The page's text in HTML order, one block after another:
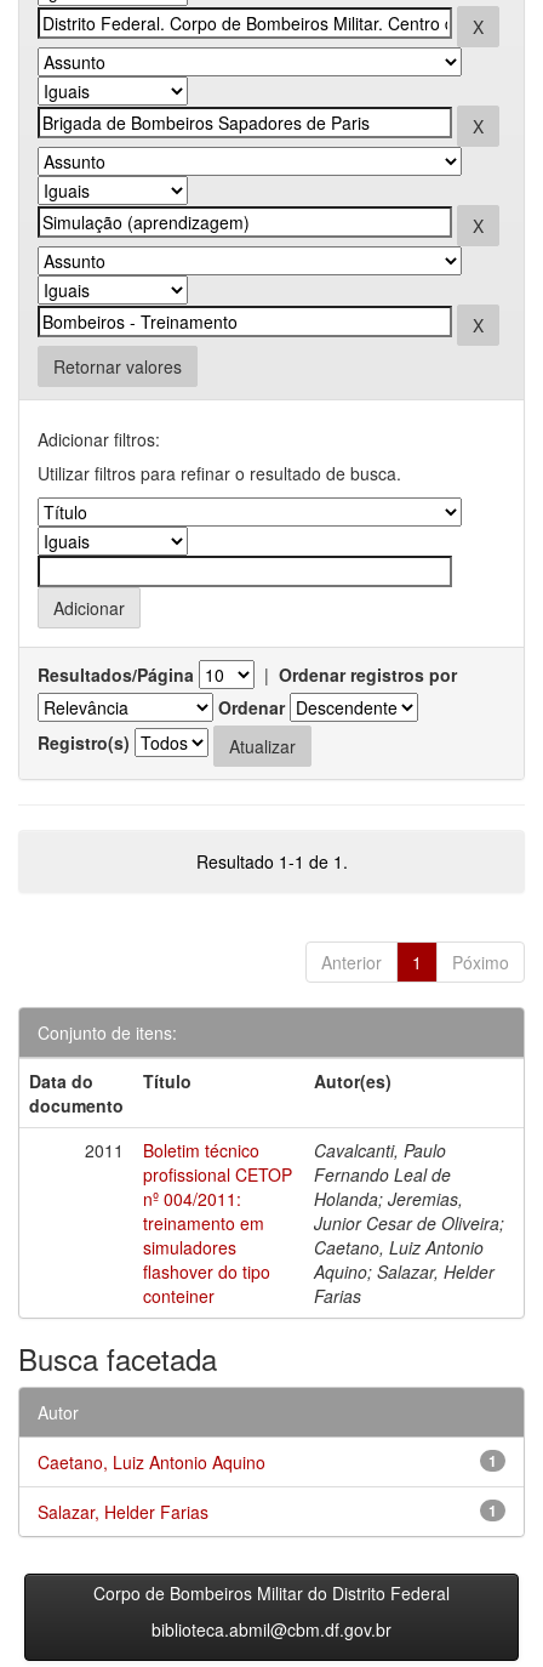
Retornar valores
Adicionar filtros:
Utilizar filtros para refinar o resultado de busca.
Resultados/Página | Ordenar registros por
Ordenar
Registro(s)
Resultado 1-1 de 1.
Anterior 1 Póximo
Conjunto de itens:
Data do
documento
Título Autor(es)
2011
Boletim técnico
profissional CETOP
nº 004/2011:
treinamento em
simuladores
flashover do tipo
conteiner
Cavalcanti, Paulo
Fernando Leal de
Holanda; Jeremias,
Junior Cesar de Oliveira;
Caetano, Luiz Antonio
Aquino; Salazar, Helder
Farias
Busca facetada
Autor
1
Caetano, Luiz Antonio Aquino
1
Salazar, Helder Farias
Corpo de Bombeiros Militar do Distrito Federal
biblioteca.abmil@cbm.df.gov.br